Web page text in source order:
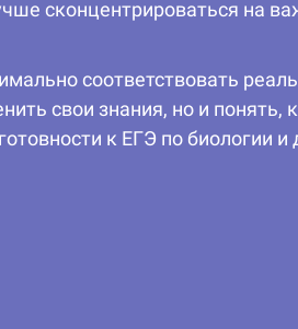
сконцентрироваться на
соответствовать
свои знания, но и понять,
к ЕГЭ по биологии и